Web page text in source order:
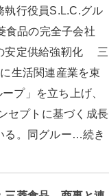
行役員S.L.C.グル
品の完全子会社
安定供給強靭化 三
生活関連産業を束
プ」を立ち上げ、
セプトに基づく成長
る。同グルー…続き